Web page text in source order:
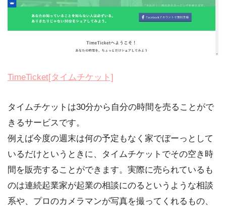
TimeTicket[タイムチケット]
タイムチケットは30分から自分の時間を売ることがで
きるサービスです。
例えば今度の週末は何の予定もなく家でぼーっとして
いるだけというときに、タイムチケットでその空き時
間を販売することができます。実際に売られているも
のは連続起業家が起業の相談にのるというような相談
系や、プロのカメラマンが写真を撮ってくれるもの、